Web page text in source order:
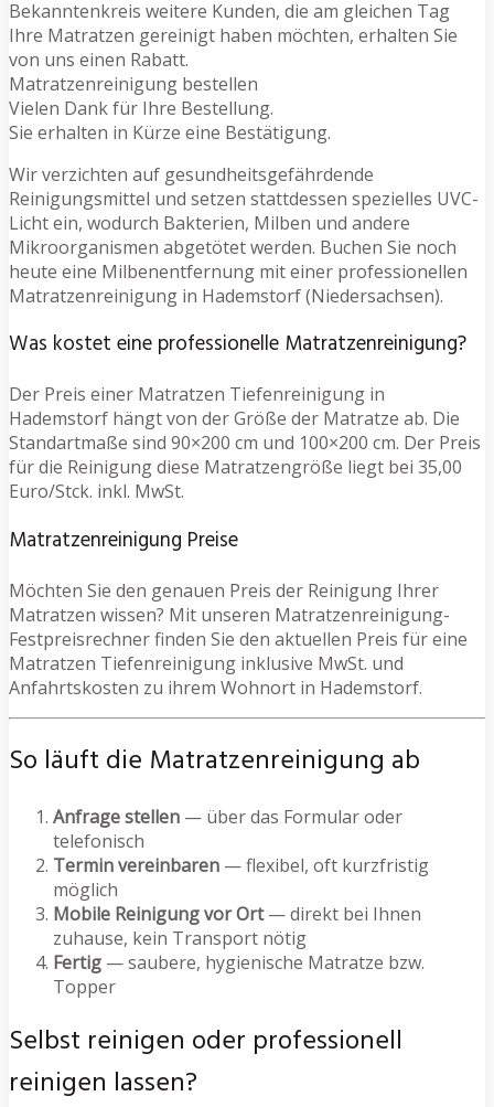
Bekanntenkreis weitere Kunden, die am gleichen Tag
Ihre Matratzen gereinigt haben möchten, erhalten Sie
von uns einen Rabatt.
Matratzenreinigung bestellen
Vielen Dank für Ihre Bestellung.
Sie erhalten in Kürze eine Bestätigung.
Wir verzichten auf gesundheitsgefährdende
Reinigungsmittel und setzen stattdessen spezielles UVC-
Licht ein, wodurch Bakterien, Milben und andere
Mikroorganismen abgetötet werden. Buchen Sie noch
heute eine Milbenentfernung mit einer professionellen
Matratzenreinigung in Hademstorf (Niedersachsen).
Was kostet eine professionelle Matratzenreinigung?
Der Preis einer Matratzen Tiefenreinigung in
Hademstorf hängt von der Größe der Matratze ab. Die
Standartmaße sind 90×200 cm und 100×200 cm. Der Preis
für die Reinigung diese Matratzengröße liegt bei 35,00
Euro/Stck. inkl. MwSt.
Matratzenreinigung Preise
Möchten Sie den genauen Preis der Reinigung Ihrer
Matratzen wissen? Mit unseren Matratzenreinigung-
Festpreisrechner finden Sie den aktuellen Preis für eine
Matratzen Tiefenreinigung inklusive MwSt. und
Anfahrtskosten zu ihrem Wohnort in Hademstorf.
So läuft die Matratzenreinigung ab
Anfrage stellen — über das Formular oder
telefonisch
Termin vereinbaren — flexibel, oft kurzfristig
möglich
Mobile Reinigung vor Ort— direkt bei Ihnen
zuhause, kein Transport nötig
Fertig — saubere, hygienische Matratze bzw.
Topper
Selbst reinigen oder professionell
reinigen lassen?